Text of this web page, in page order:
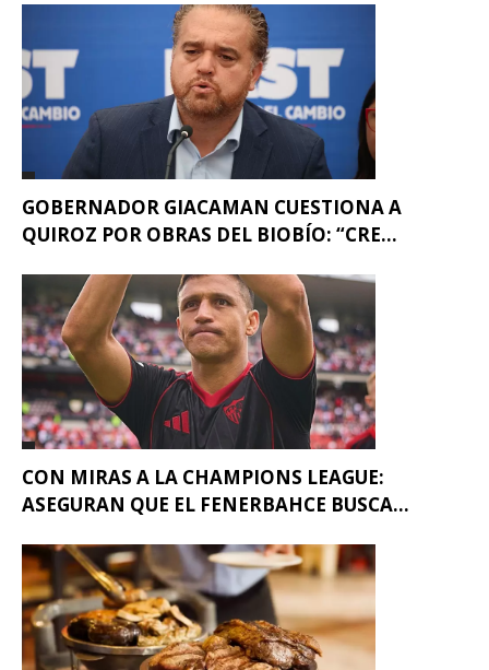
GOBERNADOR GIACAMAN CUESTIONA A
QUIROZ POR OBRAS DEL BIOBÍO: “CRE...
CON MIRAS A LA CHAMPIONS LEAGUE:
ASEGURAN QUE EL FENERBAHCE BUSCA...